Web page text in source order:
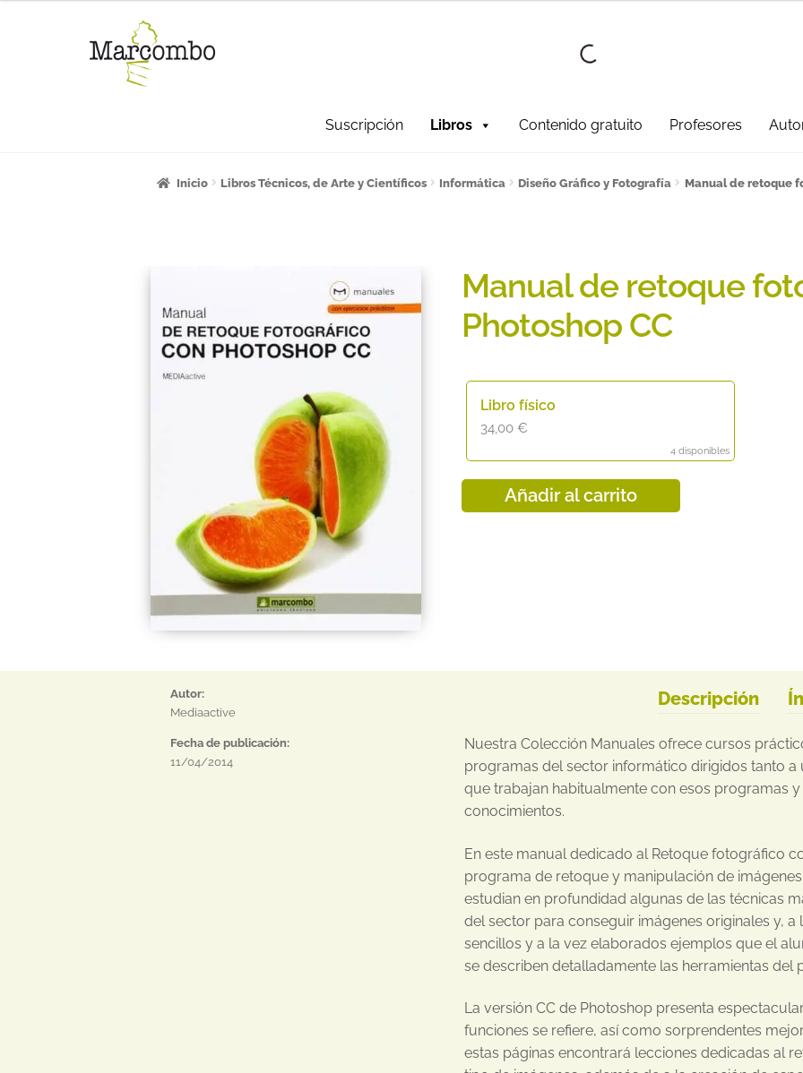
Suscripción Libros Contenido gratuito Profesores
Inicio¡Bienvenido al apartado para profesores! ¿Quieres ser autor? ART FRIDAY 2025 Artículos del blog
Sumate a la comunidad Artcombo Sumate al sorteo Artcombo Suscríbete a la newsletter de
Inicio Libros Técnicos, de Arte y Científicos Informática Diseño Gráfico y Fotografía Manual de retoque
Manual de retoque
Photoshop CC
Libro físico
34,00€
4 disponibles
Añadir al carrito
Autor:
Mediaactive
Fecha de publicación:
11/04/2014
Descripción
Nuestra Colección Manuales ofrece cursos
programas del sector informático dirigidos tanto
que trabajan habitualmente con esos programas
conocimientos.
En este manual dedicado al Retoque fotográfico
programa de retoque y manipulación de
estudian en profundidad algunas de las técnicas
del sector para conseguir imágenes originales y, a
sencillos y a la vez elaborados ejemplos que el
se describen detalladamente las herramientas del
La versión CC de Photoshop presenta
funciones se refiere, así como sorprendentes
estas páginas encontrará lecciones dedicadas al